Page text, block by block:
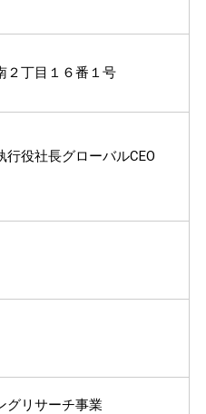
２丁目１６番１号
行役社長グローバルCEO
グリサーチ事業